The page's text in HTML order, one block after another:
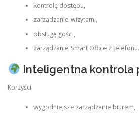
kontrolę dostępu,
zarządzanie wizytami,
obsługę gości,
zarządzanie Smart Office z telefonu.
Inteligentna kontrola
Korzyści:
wygodniejsze zarządzanie biurem,